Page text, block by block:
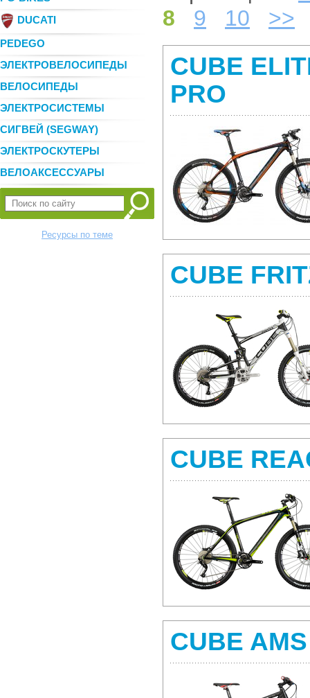
DUCATI
PEDEGO
ЭЛЕКТРОВЕЛОСИПЕДЫ
ВЕЛОСИПЕДЫ
ЭЛЕКТРОСИСТЕМЫ
СИГВЕЙ (SEGWAY)
ЭЛЕКТРОСКУТЕРЫ
ВЕЛОАКСЕССУАРЫ
Ресурсы по теме
8
9 10 >>
CUBE
PRO
CUBE
CUBE
CUBE